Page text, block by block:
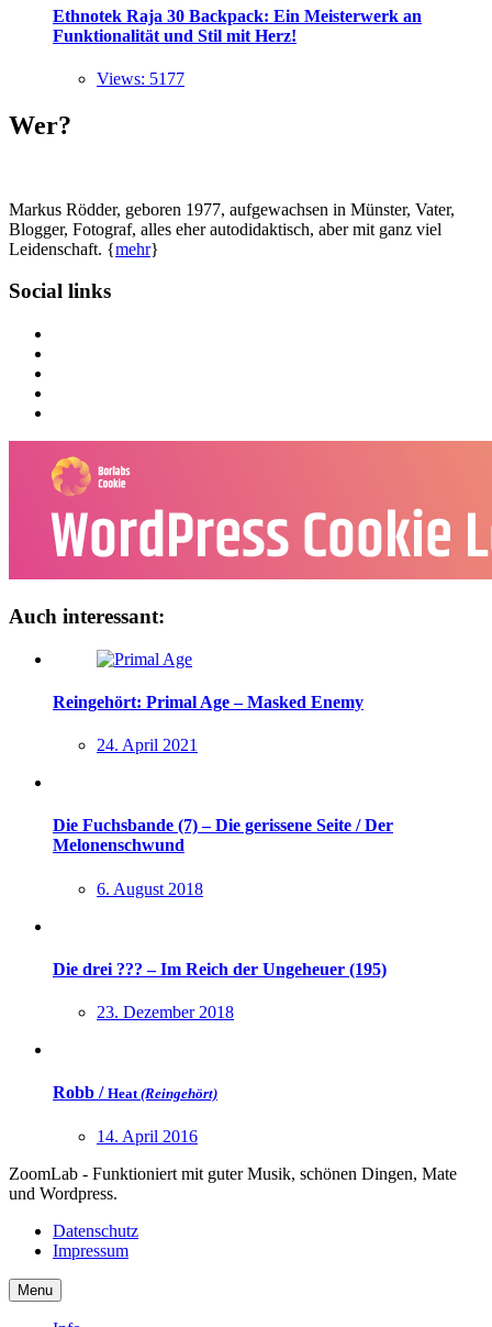
Ethnotek Raja 30 Backpack: Ein Meisterwerk an
Funktionalität und Stil mit Herz!
Views: 5177
Wer?
Markus Rödder, geboren 1977, aufgewachsen in Münster, Vater,
Blogger, Fotograf, alles eher autodidaktisch, aber mit ganz viel
Leidenschaft. {mehr}
Social links
Auch interessant:
Reingehört: Primal Age – Masked Enemy
24. April 2021
Die Fuchsbande (7) – Die gerissene Seite / Der
Melonenschwund
6. August 2018
Die drei ??? – Im Reich der Ungeheuer (195)
23. Dezember 2018
Robb / Heat(Reingehört)
14. April 2016
ZoomLab - Funktioniert mit guter Musik, schönen Dingen, Mate
und Wordpress.
Datenschutz
Impressum
Menu